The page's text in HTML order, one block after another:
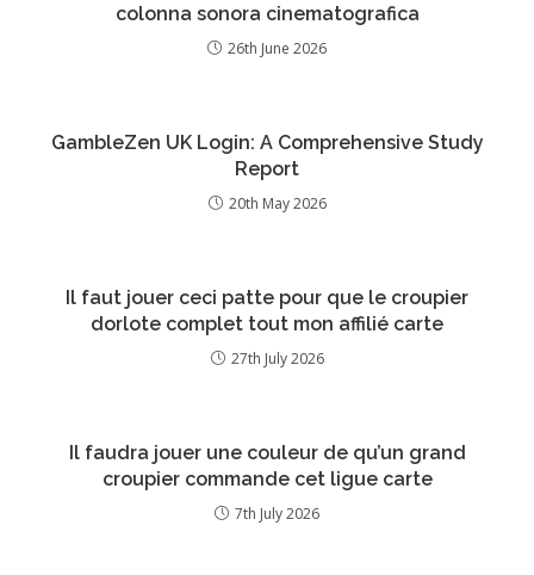
colonna sonora cinematografica
26th June 2026
GambleZen UK Login: A Comprehensive Study
Report
20th May 2026
Il faut jouer ceci patte pour que le croupier
dorlote complet tout mon affilié carte
27th July 2026
Il faudra jouer une couleur de qu’un grand
croupier commande cet ligue carte
7th July 2026